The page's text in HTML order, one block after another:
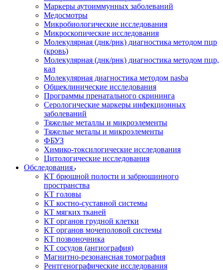
Маркеры аутоиммунных заболеваний
Медосмотры
Микробиологические исследования
Микроскопические исследования
Молекулярная (днк/рнк) диагностика методом пцр
(кровь)
Молекулярная (днк/рнк) диагностика методом пцр,
кал
Молекулярная диагностика методом nasba
Общеклинические исследования
Программы пренатального скрининга
Серологические маркеры инфекционных
заболеваний
Тяжелые металлы и микроэлементы
Тяжелые металы и микроэлементы
ФБУЗ
Химико-токсилогические исследования
Цитологические исследования
Обследования
КТ брюшной полости и забрюшинного
пространства
КТ головы
КТ костно-суставной системы
КТ мягких тканей
КТ органов грудной клетки
КТ органов мочеполовой системы
КТ позвоночника
КТ сосудов (ангиография)
Магнитно-резонансная томография
Рентгенографические исследования